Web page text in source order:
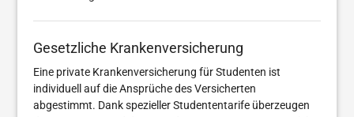
Gesetzliche Krankenversicherung
Eine private Krankenversicherung für Studenten ist
individuell auf die Ansprüche des Versicherten
abgestimmt. Dank spezieller Studententarife überzeugen